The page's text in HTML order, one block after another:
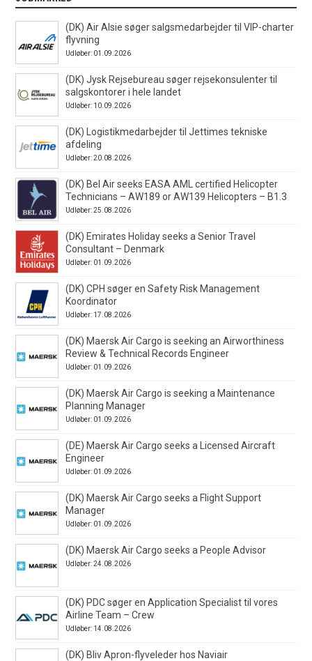
(DK) Air Alsie søger salgsmedarbejder til VIP-charter
flyvning
Udløber: 01.09.2026
(DK) Jysk Rejsebureau søger rejsekonsulenter til
salgskontorer i hele landet
Udløber: 10.09.2026
(DK) Logistikmedarbejder til Jettimes tekniske
afdeling
Udløber: 20.08.2026
(DK) Bel Air seeks EASA AML certified Helicopter
Technicians – AW189 or AW139 Helicopters – B1.3
Udløber: 25.08.2026
(DK) Emirates Holiday seeks a Senior Travel
Consultant – Denmark
Udløber: 01.09.2026
(DK) CPH søger en Safety Risk Management
Koordinator
Udløber: 17.08.2026
(DK) Maersk Air Cargo is seeking an Airworthiness
Review & Technical Records Engineer
Udløber: 01.09.2026
(DK) Maersk Air Cargo is seeking a Maintenance
Planning Manager
Udløber: 01.09.2026
(DE) Maersk Air Cargo seeks a Licensed Aircraft
Engineer
Udløber: 01.09.2026
(DK) Maersk Air Cargo seeks a Flight Support
Manager
Udløber: 01.09.2026
(DK) Maersk Air Cargo seeks a People Advisor
Udløber: 24.08.2026
(DK) PDC søger en Application Specialist til vores
Airline Team – Crew
Udløber: 14.08.2026
(DK) Bliv Apron-flyveleder hos Naviair